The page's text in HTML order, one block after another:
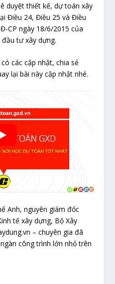
duyệt thiết kế, dự toán xây
Điều 24, Điều 25 và Điều
CP ngày 18/6/2015 của
tư xây dựng.
các cập nhật, chia sẻ
lại bài này cập nhật nhé.
Anh, nguyên giám đốc
tế xây dựng, Bộ Xây
– chuyên gia đã
công trình lớn nhỏ trên